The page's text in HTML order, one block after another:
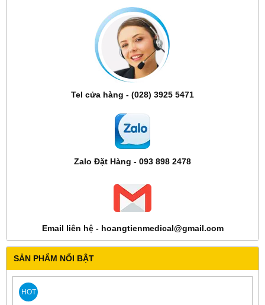
Tel cửa hàng - (028) 3925 5471
Zalo Đặt Hàng - 093 898 2478
Email liên hệ - hoangtienmedical@gmail.com
SẢN PHẨM NỔI BẬT
HOT